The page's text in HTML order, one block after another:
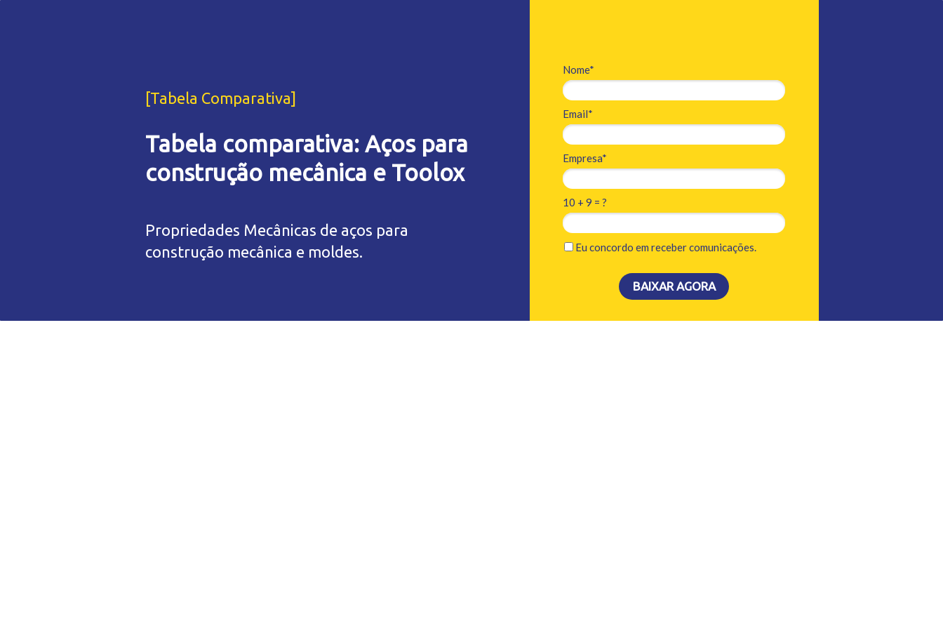
[Tabela Comparativa]
Tabela comparativa: Aços para
construção mecânica e Toolox
Propriedades Mecânicas de aços para
construção mecânica e moldes.
Nome*
Email*
Empresa*
10 + 9 = ?
Eu concordo em receber comunicações.
BAIXAR AGORA